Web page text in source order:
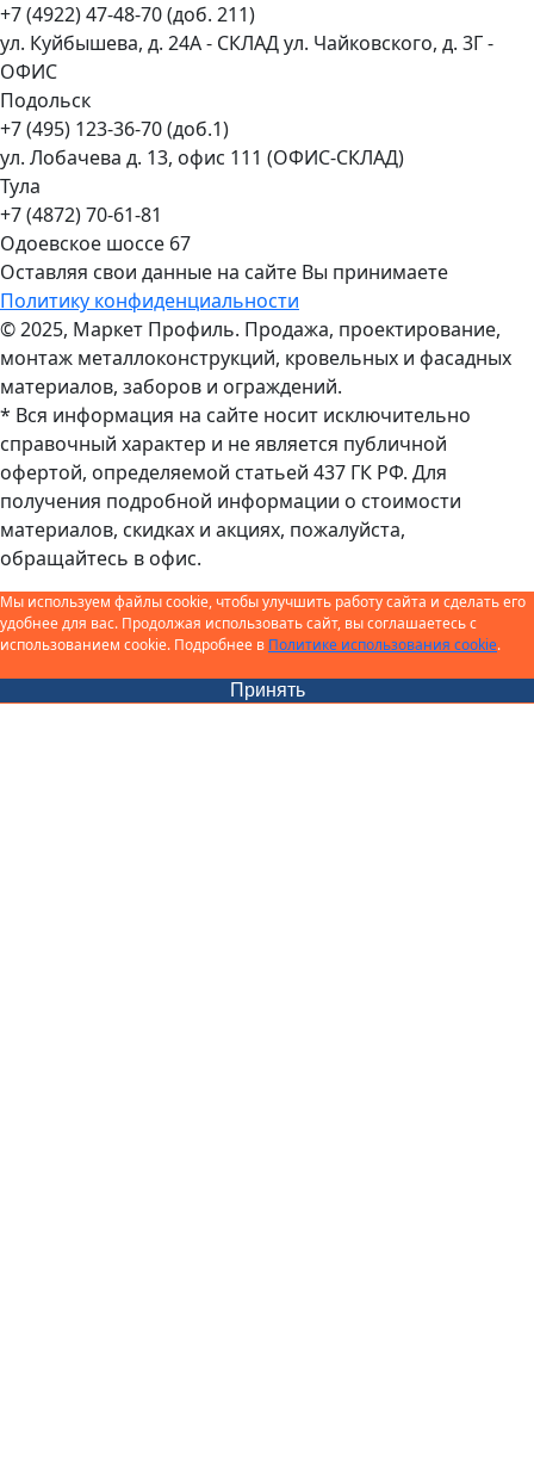
+7 (4922) 47-48-70 (доб. 211)
ул. Куйбышева, д. 24А - СКЛАД ул. Чайковского, д. 3Г -
ОФИС
Подольск
+7 (495) 123-36-70 (доб.1)
ул. Лобачева д. 13, офис 111 (ОФИС-СКЛАД)
Тула
+7 (4872) 70-61-81
Одоевское шоссе 67
Оставляя свои данные на сайте Вы принимаете
Политику конфиденциальности
© 2025, Маркет Профиль. Продажа, проектирование,
монтаж металлоконструкций, кровельных и фасадных
материалов, заборов и ограждений.
* Вся информация на сайте носит исключительно
справочный характер и не является публичной
офертой, определяемой статьей 437 ГК РФ. Для
получения подробной информации о стоимости
материалов, скидках и акциях, пожалуйста,
обращайтесь в офис.
Мы используем файлы cookie, чтобы улучшить работу сайта и сделать его
удобнее для вас. Продолжая использовать сайт, вы соглашаетесь с
использованием cookie. Подробнее в Политике использования cookie.
Принять